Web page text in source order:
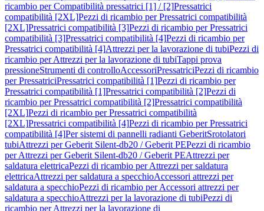
ricambio per Compatibilità pressatrici [1] / [2]Pressatrici
compatibilità [2XL]Pezzi di ricambio per Pressatrici compatibilità
[2XL]Pressatrici compatibilità [3]Pezzi di ricambio per Pressatrici
compatibilità [3]Pressatrici compatibilità [4]Pezzi di ricambio per
Pressatrici compatibilità [4]Attrezzi per la lavorazione di tubiPezzi di
ricambio per Attrezzi per la lavorazione di tubiTappi prova
pressioneStrumenti di controlloAccessoriPressatriciPezzi di ricambio
per PressatriciPressatrici compatibilità [1]Pezzi di ricambio per
Pressatrici compatibilità [1]Pressatrici compatibilità [2]Pezzi di
ricambio per Pressatrici compatibilità [2]Pressatrici compatibilità
[2XL]Pezzi di ricambio per Pressatrici compatibilità
[2XL]Pressatrici compatibilità [4]Pezzi di ricambio per Pressatrici
compatibilità [4]Per sistemi di pannelli radianti GeberitSrotolatori
tubiAttrezzi per Geberit Silent-db20 / Geberit PEPezzi di ricambio
per Attrezzi per Geberit Silent-db20 / Geberit PEAttrezzi per
saldatura elettricaPezzi di ricambio per Attrezzi per saldatura
elettricaAttrezzi per saldatura a specchioAccessori attrezzi per
saldatura a specchioPezzi di ricambio per Accessori attrezzi per
saldatura a specchioAttrezzi per la lavorazione di tubiPezzi di
ricambio per Attrezzi per la lavorazione di